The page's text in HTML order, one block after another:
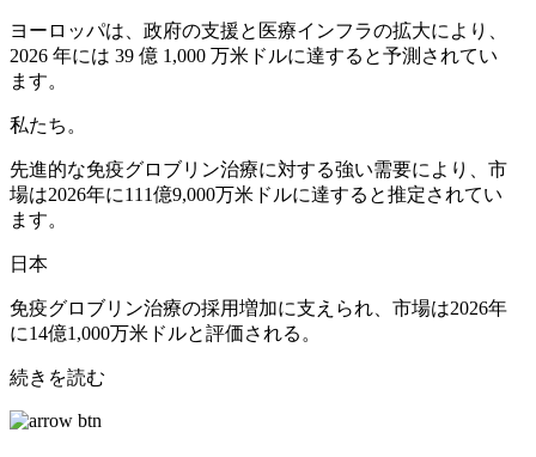
ヨーロッパは、政府の支援と医療インフラの拡大により、
2026 年には 39 億 1,000 万米ドルに達すると予測されてい
ます。
私たち。
先進的な免疫グロブリン治療に対する強い需要により、市
場は2026年に111億9,000万米ドルに達すると推定されてい
ます。
日本
免疫グロブリン治療の採用増加に支えられ、市場は2026年
に14億1,000万米ドルと評価される。
続きを読む